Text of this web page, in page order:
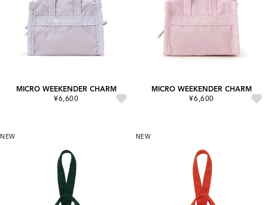
MICRO WEEKENDER CHARM
¥6,600
MICRO WEEKENDER CHARM
¥6,600
NEW NEW